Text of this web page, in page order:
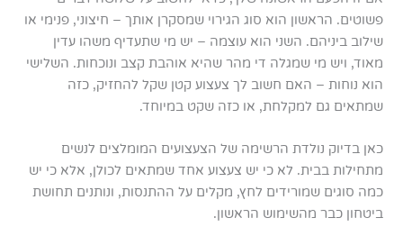
פשוטים. הראשון הוא סוג הגירוי שמסקרן אותך – חיצוני, פנימי או
שילוב ביניהם. השני הוא עוצמה – יש מי שתעדיף משהו עדין
מאוד, ויש מי שמגלה די מהר שהיא אוהבת קצב ונוכחות. השלישי
הוא נוחות – האם חשוב לך צעצוע קטן שקל להחזיק, כזה
שמתאים גם למקלחת, או כזה שקט במיוחד.
כאן בדיוק נולדת הרשימה של הצעצועים המומלצים לנשים
מתחילות בבית. לא כי יש צעצוע אחד שמתאים לכולן, אלא כי יש
כמה סוגים שמורידים לחץ, מקלים על ההתנסות, ונותנים תחושת
ביטחון כבר מהשימוש הראשון.